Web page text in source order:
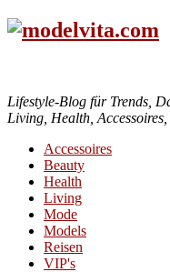
Lifestyle-Blog für Trends,
Living, Health, Accessoires,
Accessoires
Beauty
Health
Living
Mode
Models
Reisen
VIP's